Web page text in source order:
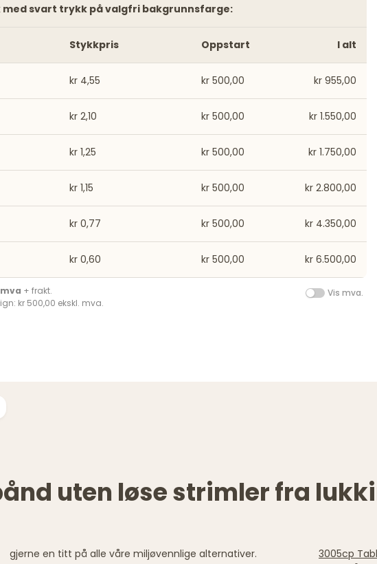
med svart trykk på valgfri bakgrunnsfarge:
Stykkpris Oppstart I alt
kr 4,55 kr 500,00 kr 955,00
kr 2,10 kr 500,00 kr 1.550,00
kr 1,25 kr 500,00 kr 1.750,00
kr 1,15 kr 500,00 kr 2.800,00
kr 0,77 kr 500,00 kr 4.350,00
kr 0,60 kr 500,00 kr 6.500,00
+ frakt.
kr 500,00 ekskl. mva.
Vis mva.
uten løse strimler fra
gjerne en titt på alle våre miljøvennlige alternativer.
3005cp